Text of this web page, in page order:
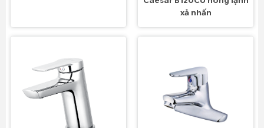
xả nhấn